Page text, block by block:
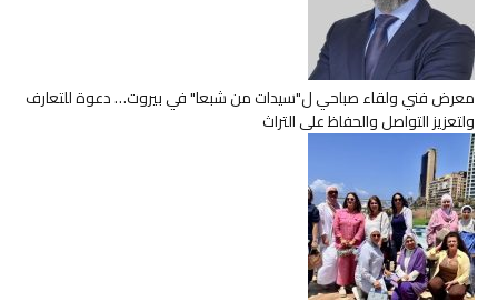
معرض فني ولقاء صباحي ل"سيدات من شبعا" في بيروت… دعوة للتعارف
ولتعزيز التواصل والحفاظ على التراث